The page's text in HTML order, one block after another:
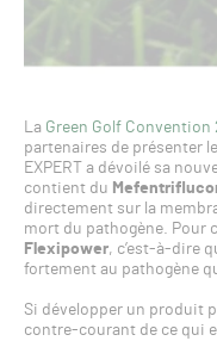
La Green Golf Convention
partenaires de présenter
EXPERT a dévoilé sa
contient du
directement sur la
mort du pathogène. Pour
Flexipower, c’est-à-dire
fortement au pathogène
Si développer un produit
contre-courant de ce qui